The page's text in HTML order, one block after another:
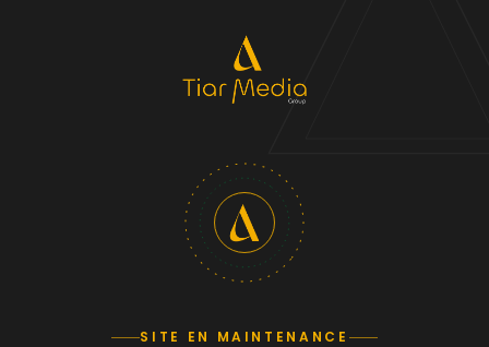
SITE EN MAINTENANCE